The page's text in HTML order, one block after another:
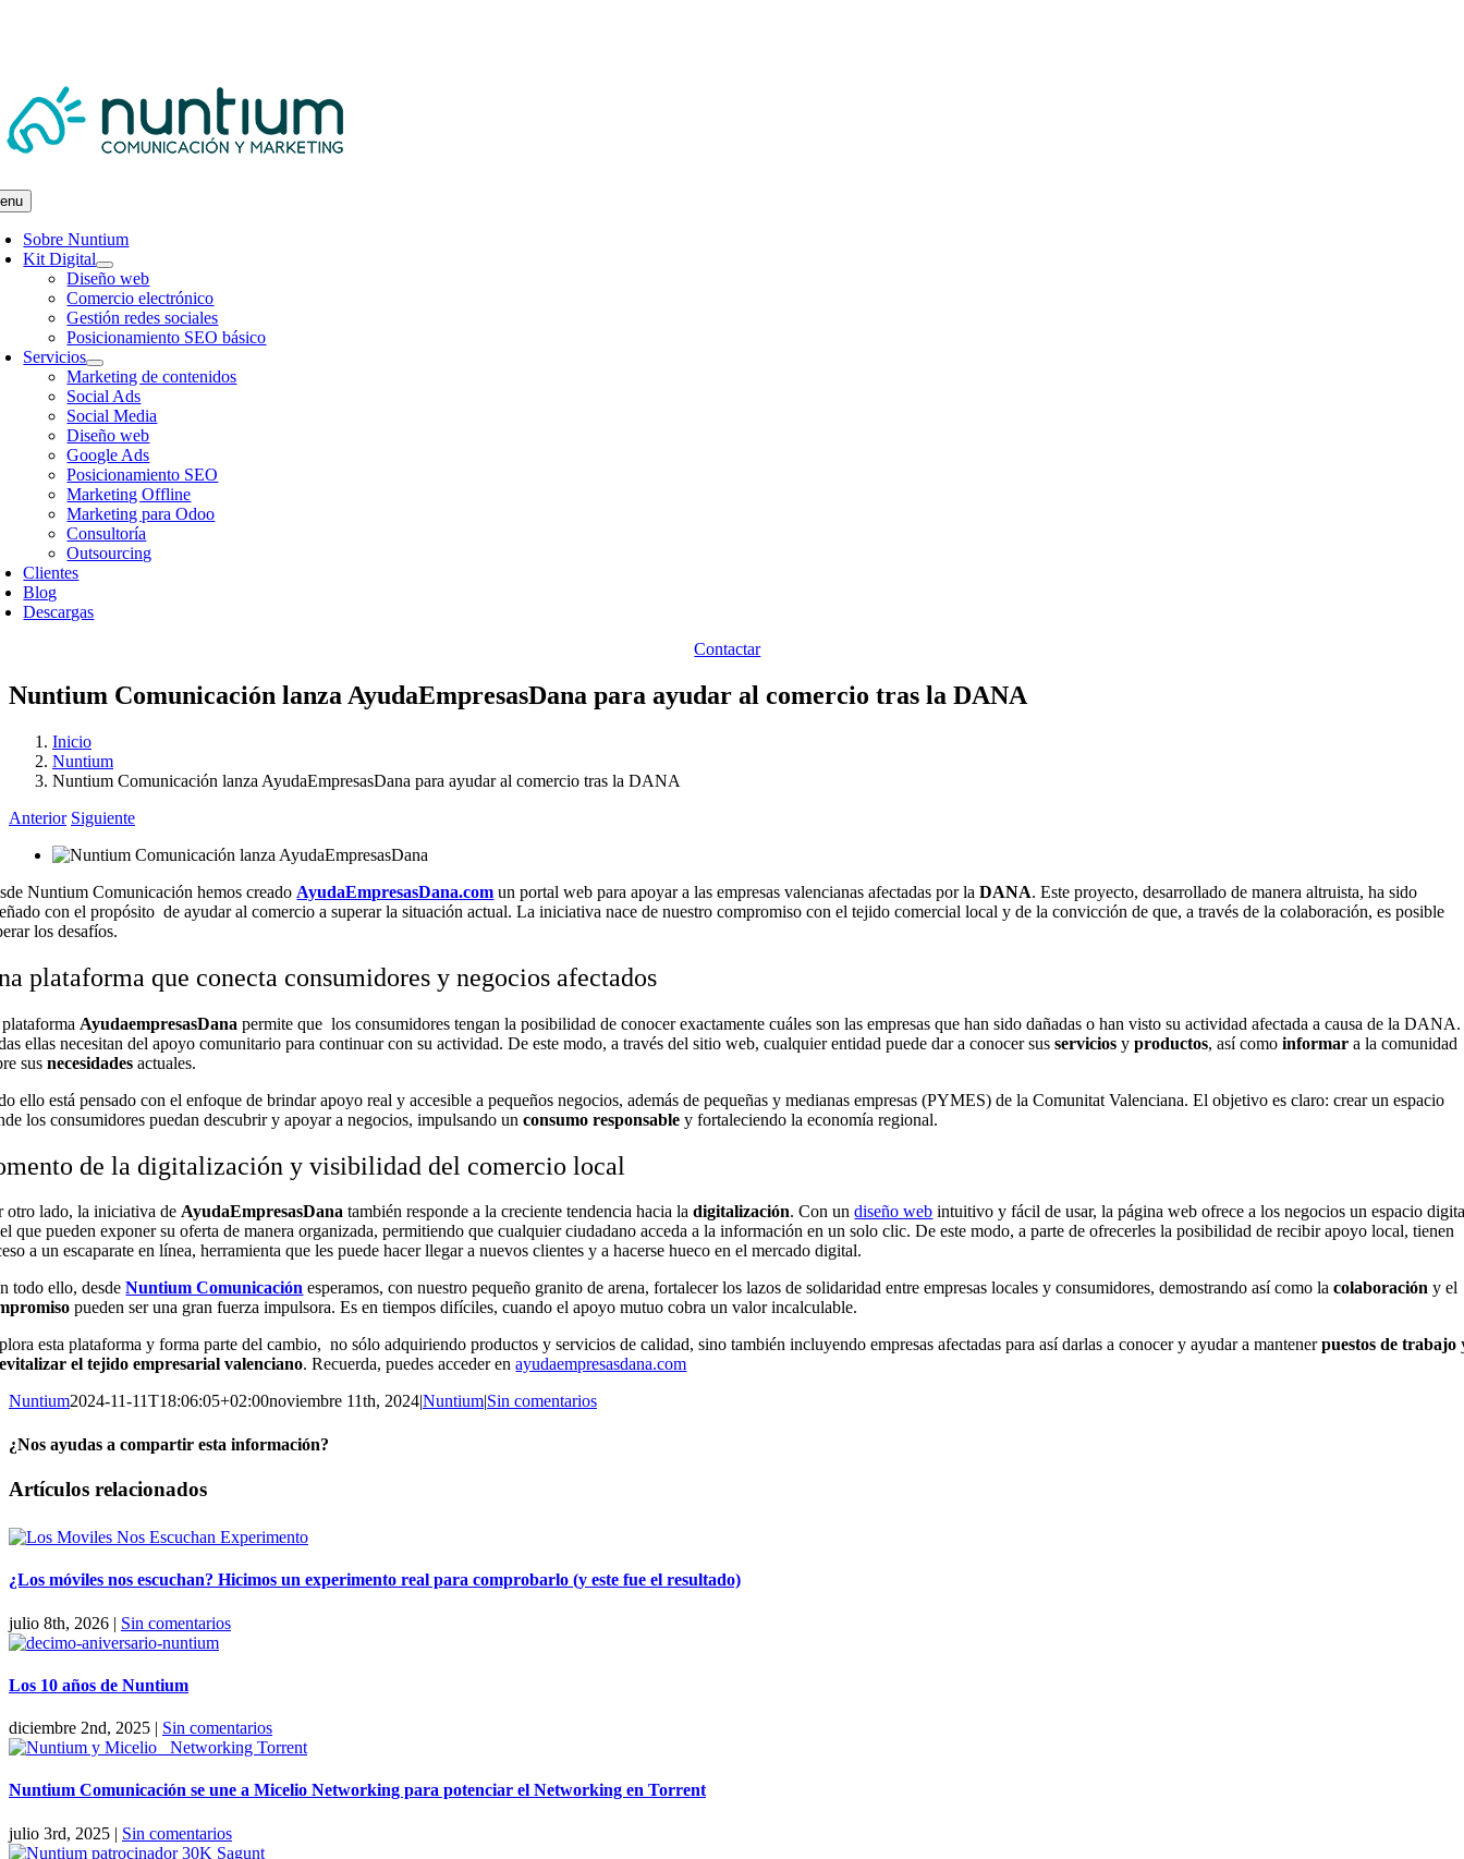
Sobre Nuntium
Kit Digital
Diseño web
Comercio electrónico
Gestión redes sociales
Posicionamiento SEO básico
Servicios
Marketing de contenidos
Social Ads
Social Media
Diseño web
Google Ads
Posicionamiento SEO
Marketing Offline
Marketing para Odoo
Consultoría
Outsourcing
Clientes
Blog
Descargas
Contactar
Nuntium Comunicación lanza AyudaEmpresasDana para ayudar al comercio tras la DANA
Inicio
Nuntium
Nuntium Comunicación lanza AyudaEmpresasDana para ayudar al comercio tras la DANA
Anterior Siguiente
Nuntium Comunicación hemos creado AyudaEmpresasDana.com un portal web para apoyar a las empresas valencianas afectadas por laDANA. Este proyecto, desarrollado de manera altruista, ha sido
con el propósito de ayudar al comercio a superar la situación actual. La iniciativa nace de nuestro compromiso con el tejido comercial local y de la convicción de que, a través de la colaboración, es posible
los desafíos.
plataforma que conecta consumidores y negocios afectados
AyudaempresasDanapermite que los consumidores tengan la posibilidad de conocer exactamente cuáles son las empresas que han sido dañadas o han visto su actividad afectada a causa de la DANA.
ellas necesitan del apoyo comunitario para continuar con su actividad. De este modo, a través del sitio web, cualquier entidad puede dar a conocer susserviciosyproductos, así comoinformara la comunidad
susnecesidadesactuales.
ello está pensado con el enfoque de brindar apoyo real y accesible a pequeños negocios, además de pequeñas y medianas empresas (PYMES) de la Comunitat Valenciana. El objetivo es claro: crear un espacio
los consumidores puedan descubrir y apoyar a negocios, impulsando unconsumo responsable y fortaleciendo la economía regional.
de la digitalización y visibilidad del comercio local
otro lado, la iniciativa deAyudaEmpresasDana también responde a la creciente tendencia hacia ladigitalización. Con undiseño web intuitivo y fácil de usar, la página web ofrece a los negocios un espacio
que pueden exponer su oferta de manera organizada, permitiendo que cualquier ciudadano acceda a la información en un solo clic. De este modo, a parte de ofrecerles la posibilidad de recibir apoyo local, tienen
a un escaparate en línea, herramienta que les puede hacer llegar a nuevos clientes y a hacerse hueco en el mercado digital.
todo ello, desdeNuntium Comunicación esperamos, con nuestro pequeño granito de arena, fortalecer los lazos de solidaridad entre empresas locales y consumidores, demostrando así como lacolaboracióny el
pueden ser una gran fuerza impulsora. Es en tiempos difíciles, cuando el apoyo mutuo cobra un valor incalculable.
esta plataforma y forma parte del cambio, no sólo adquiriendo productos y servicios de calidad, sino también incluyendo empresas afectadas para así darlas a conocer y ayudar a mantenerpuestos de trabajo
el tejido empresarial valenciano. Recuerda, puedes acceder enayudaempresasdana.com
Nuntium2024-11-11T18:06:05+02:00noviembre 11th, 2024|Nuntium|Sin comentarios
¿Nos ayudas a compartir esta información?
Facebook
X
Reddit
LinkedIn
WhatsApp
Tumblr
Pinterest
Correo
Artículos relacionados
¿Los móviles nos escuchan? Hicimos un experimento real para comprobarlo (y este fue el resultado)
julio 8th, 2026 | Sin comentarios
Los 10 años de Nuntium
diciembre 2nd, 2025 | Sin comentarios
Nuntium Comunicación se une a Micelio Networking para potenciar el Networking en Torrent
julio 3rd, 2025 | Sin comentarios